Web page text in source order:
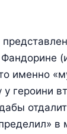
именно
героини
в